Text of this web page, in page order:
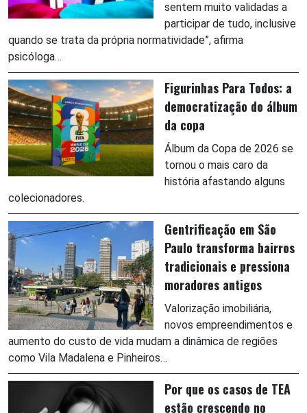
sentem muito validadas a
participar de tudo, inclusive
quando se trata da própria normatividade”, afirma
psicóloga…
Figurinhas Para Todos: a
democratização do álbum
da copa
Álbum da Copa de 2026 se
tornou o mais caro da
história afastando alguns
colecionadores.
Gentrificação em São
Paulo transforma bairros
tradicionais e pressiona
moradores antigos
Valorização imobiliária,
novos empreendimentos e
aumento do custo de vida mudam a dinâmica de regiões
como Vila Madalena e Pinheiros…
Por que os casos de TEA
estão crescendo no